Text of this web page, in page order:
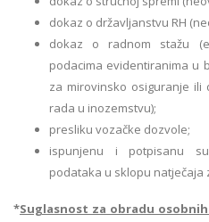
dokaz o državljanstvu RH
dokaz o radnom stažu
podacima evidentiranima u
za mirovinsko osiguranje ili
rada u inozemstvu);
presliku vozačke dozvole;
ispunjenu i potpisanu
podataka u sklopu natječaja
*Suglasnost za obradu